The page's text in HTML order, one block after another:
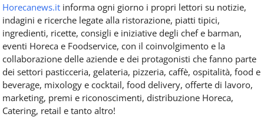
Horecanews.it informa ogni giorno i propri lettori su notizie,
indagini e ricerche legate alla ristorazione, piatti tipici,
ingredienti, ricette, consigli e iniziative degli chef e barman,
eventi Horeca e Foodservice, con il coinvolgimento e la
collaborazione delle aziende e dei protagonisti che fanno parte
dei settori pasticceria, gelateria, pizzeria, caffè, ospitalità, food e
beverage, mixology e cocktail, food delivery, offerte di lavoro,
marketing, premi e riconoscimenti, distribuzione Horeca,
Catering, retail e tanto altro!